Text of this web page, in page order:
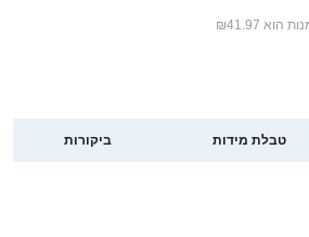
₪41.97
טבלת מידות ביקורות